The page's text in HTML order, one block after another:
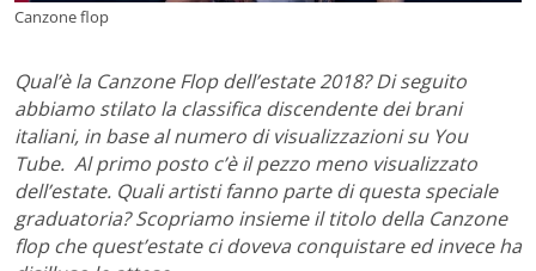
Canzone flop
Qual’è la Canzone Flop dell’estate 2018? Di seguito
abbiamo stilato la classifica discendente dei brani
italiani, in base al numero di visualizzazioni su You
Tube. Al primo posto c’è il pezzo meno visualizzato
dell’estate. Quali artisti fanno parte di questa speciale
graduatoria? Scopriamo insieme il titolo della Canzone
flop che quest’estate ci doveva conquistare ed invece ha